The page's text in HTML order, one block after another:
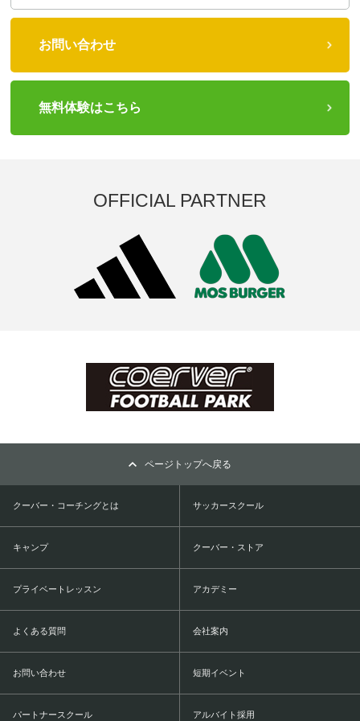
お問い合わせ
無料体験はこちら
OFFICIAL PARTNER
ページトップへ戻る
クーバー・コーチングとは サッカースクール
キャンプ クーバー・ストア
プライベートレッスン アカデミー
よくある質問 会社案内
お問い合わせ 短期イベント
パートナースクール アルバイト採用